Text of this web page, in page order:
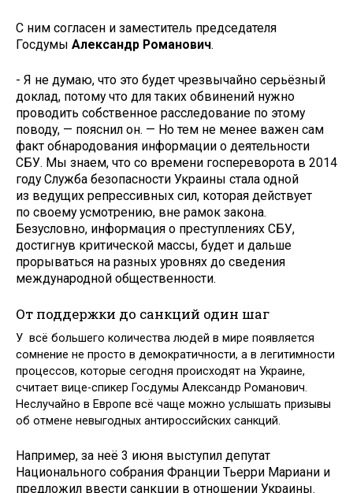
С ним согласен и заместитель председателя
Госдумы Александр Романович.
- Я не думаю, что это будет чрезвычайно серьёзный
доклад, потому что для таких обвинений нужно
проводить собственное расследование по этому
поводу, — пояснил он. — Но тем не менее важен сам
факт обнародования информации о деятельности
СБУ. Мы знаем, что со времени госпереворота в 2014
году Служба безопасности Украины стала одной
из ведущих репрессивных сил, которая действует
по своему усмотрению, вне рамок закона.
Безусловно, информация о преступлениях СБУ,
достигнув критической массы, будет и дальше
прорываться на разных уровнях до сведения
международной общественности.
От поддержки до санкций один шаг
У всё большего количества людей в мире появляется
сомнение не просто в демократичности, а в легитимности
процессов, которые сегодня происходят на Украине,
считает вице-спикер Госдумы Александр Романович.
Неслучайно в Европе всё чаще можно услышать призывы
об отмене невыгодных антироссийских санкций.
Например, за неё 3 июня выступил депутат
Национального собрания Франции Тьерри Мариани и
предложил ввести санкции в отношении Украины.